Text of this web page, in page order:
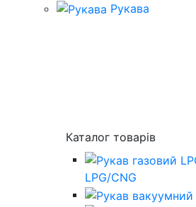
Рукава
Каталог товарів
LPG/CNG